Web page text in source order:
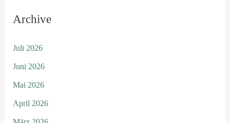
Archive
Juli 2026
Juni 2026
Mai 2026
April 2026